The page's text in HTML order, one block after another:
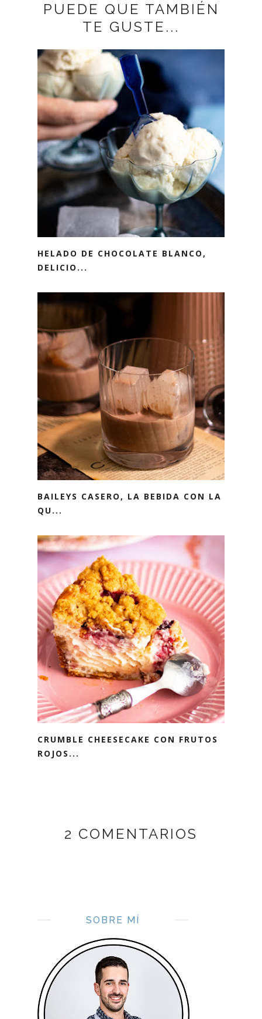
PUEDE QUE TAMBIÉN
TE GUSTE...
HELADO DE CHOCOLATE BLANCO,
DELICIO...
BAILEYS CASERO, LA BEBIDA CON LA
QU...
CRUMBLE CHEESECAKE CON FRUTOS
ROJOS...
2 COMENTARIOS
SOBRE MÍ